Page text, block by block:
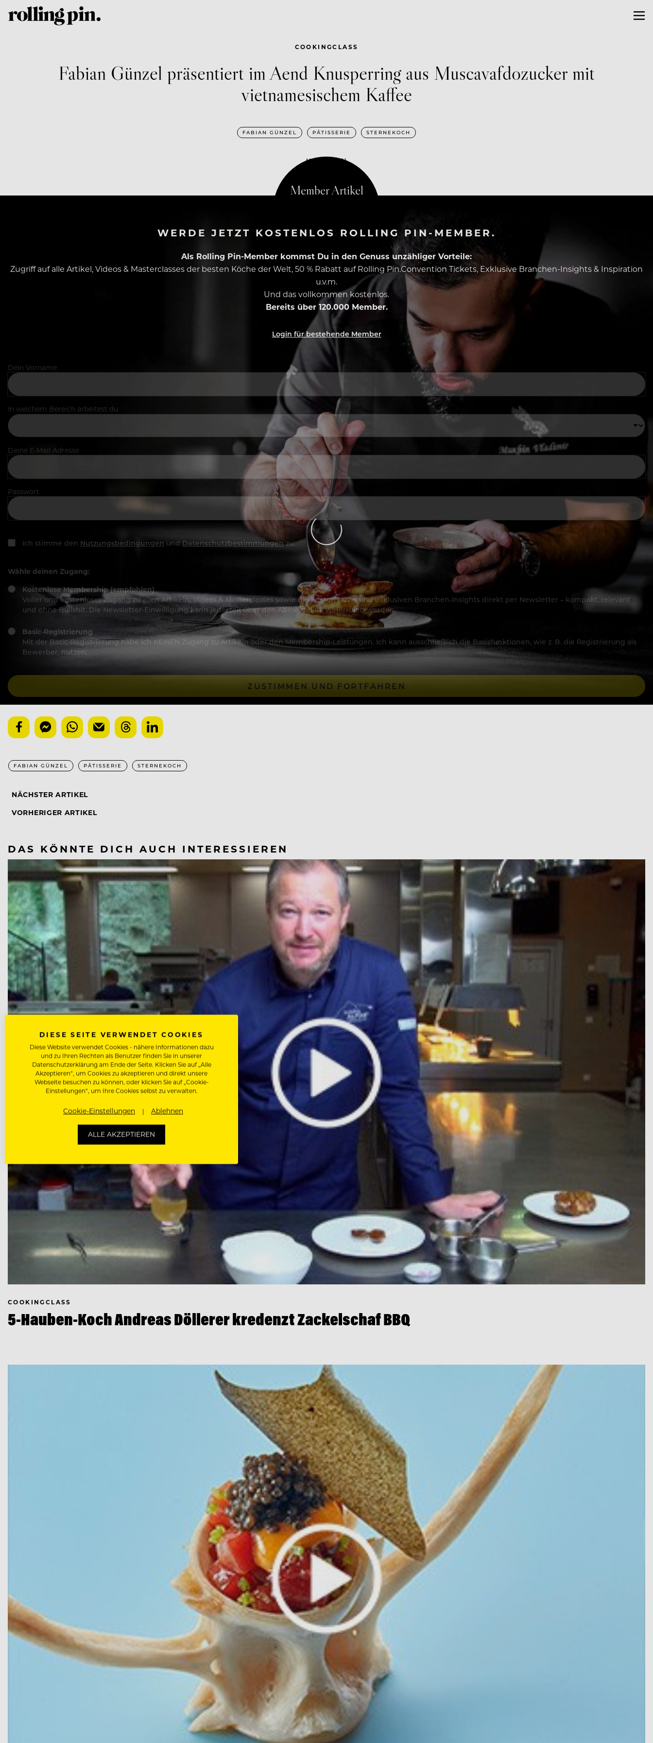
COOKINGCLASS
Fabian Günzel präsentiert im Aend Knusperring aus Muscavafdozucker mit
vietnamesischem Kaffee
FABIAN GÜNZEL PÂTISSERIE STERNEKOCH
MAI 19, 2021
WERDE JETZT KOSTENLOS ROLLING PIN-MEMBER.
Als Rolling Pin-Member kommst Du in den Genuss unzähliger Vorteile:
Zugriff auf alle Artikel, Videos & Masterclasses der besten Köche der Welt, 50 % Rabatt auf Rolling Pin.Convention Tickets, Exklusive Branchen-Insights & Inspiration
u.v.m.
Und das vollkommen kostenlos.
Bereits über 120.000 Member.
Login für bestehende Member
Dein Vorname
In welchem Bereich arbeitest du
Deine E-Mail Adresse
Passwort
Ich stimme den Nutzungsbedingungen und Datenschutzbestimmungenzu.
Wähle deinen Zugang:
Kostenlose Membership (empfohlen)
Voller und kostenloser Zugang zu allen Artikeln, Videos & Masterclasses sowie die besten News und exklusiven Branchen-Insights direkt per Newsletter – kompakt, relevant
und ohne Bullshit. Die Newsletter-Einwilligung kann jederzeit über den Abmeldelink widerrufen werden.
Basic-Registrierung
Mit der Basic-Registrierung habe ich KEINEN Zugang zu Artikeln oder den Membership-Leistungen. Ich kann ausschließlich die Basisfunktionen, wie z. B. die Registrierung als
Bewerber, nutzen.
ZUSTIMMEN UND FORTFAHREN
FABIAN GÜNZEL PÂTISSERIE STERNEKOCH
NÄCHSTER ARTIKEL
VORHERIGER ARTIKEL
DAS KÖNNTE DICH AUCH INTERESSIEREN
COOKINGCLASS
5-Hauben-Koch Andreas Döllerer kredenzt Zackelschaf BBQ
DIESE SEITE VERWENDET COOKIES
Diese Website verwendet Cookies - nähere Informationen dazu
und zu Ihren Rechten als Benutzer finden Sie in unserer
Datenschutzerklärung am Ende der Seite. Klicken Sie auf „Alle
Akzeptieren“, um Cookies zu akzeptieren und direkt unsere
Webseite besuchen zu können, oder klicken Sie auf „Cookie-
Einstellungen“, um Ihre Cookies selbst zu verwalten.
Cookie-Einstellungen Ablehnen
ALLE AKZEPTIEREN